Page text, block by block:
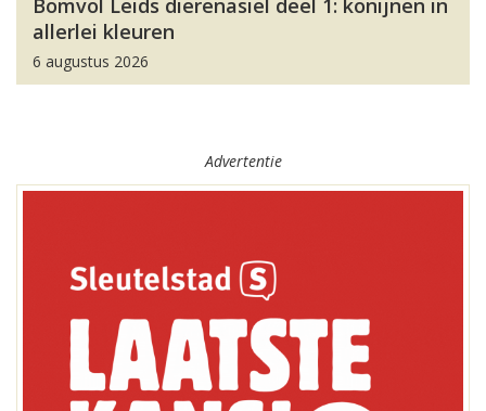
Bomvol Leids dierenasiel deel 1: konijnen in
allerlei kleuren
6 augustus 2026
Advertentie